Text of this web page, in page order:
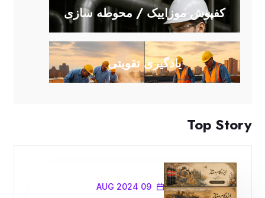
کفپوش موزاییک / محوطه سازی
یادگیری تقویتی
Top Story
09 AUG 2024